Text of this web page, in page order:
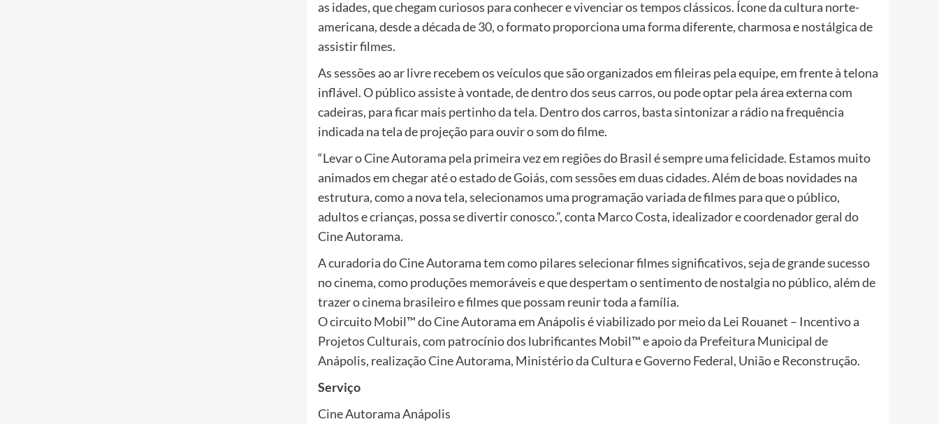
as idades, que chegam curiosos para conhecer e vivenciar os tempos clássicos. Ícone da cultura norte-
americana, desde a década de 30, o formato proporciona uma forma diferente, charmosa e nostálgica de
assistir filmes.
As sessões ao ar livre recebem os veículos que são organizados em fileiras pela equipe, em frente à telona
inflável. O público assiste à vontade, de dentro dos seus carros, ou pode optar pela área externa com
cadeiras, para ficar mais pertinho da tela. Dentro dos carros, basta sintonizar a rádio na frequência
indicada na tela de projeção para ouvir o som do filme.
“Levar o Cine Autorama pela primeira vez em regiões do Brasil é sempre uma felicidade. Estamos muito
animados em chegar até o estado de Goiás, com sessões em duas cidades. Além de boas novidades na
estrutura, como a nova tela, selecionamos uma programação variada de filmes para que o público,
adultos e crianças, possa se divertir conosco.”, conta Marco Costa, idealizador e coordenador geral do
Cine Autorama.
A curadoria do Cine Autorama tem como pilares selecionar filmes significativos, seja de grande sucesso
no cinema, como produções memoráveis e que despertam o sentimento de nostalgia no público, além de
trazer o cinema brasileiro e filmes que possam reunir toda a família.
O circuito Mobil™ do Cine Autorama em Anápolis é viabilizado por meio da Lei Rouanet – Incentivo a
Projetos Culturais, com patrocínio dos lubrificantes Mobil™ e apoio da Prefeitura Municipal de
Anápolis, realização Cine Autorama, Ministério da Cultura e Governo Federal, União e Reconstrução.
Serviço
Cine Autorama Anápolis